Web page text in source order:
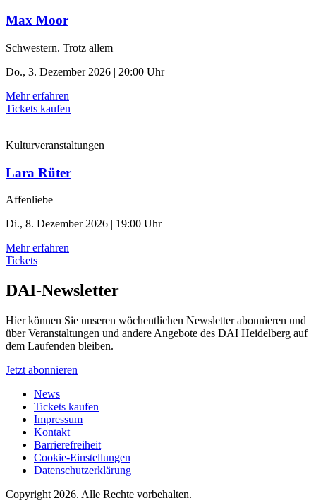
Max Moor
Schwestern. Trotz allem
Do., 3. Dezember 2026 | 20:00 Uhr
Mehr erfahren
Tickets kaufen
Kulturveranstaltungen
Lara Rüter
Affenliebe
Di., 8. Dezember 2026 | 19:00 Uhr
Mehr erfahren
Tickets
DAI-Newsletter
Hier können Sie unseren wöchentlichen Newsletter abonnieren und
über Veranstaltungen und andere Angebote des DAI Heidelberg auf
dem Laufenden bleiben.
Jetzt abonnieren
News
Tickets kaufen
Impressum
Kontakt
Barrierefreiheit
Cookie-Einstellungen
Datenschutzerklärung
Copyright 2026. Alle Rechte vorbehalten.